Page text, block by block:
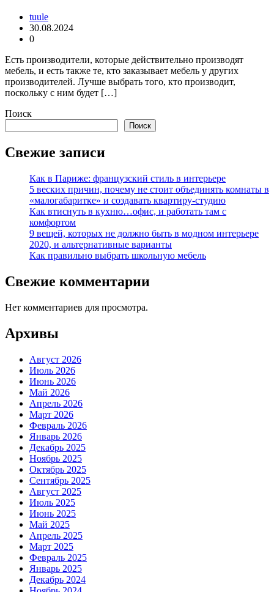
tuule
30.08.2024
0
Есть производители, которые действительно производят
мебель, и есть также те, кто заказывает мебель у других
производителей. Лучше выбрать того, кто производит,
поскольку с ним будет […]
Поиск
Поиск
Свежие записи
Как в Париже: французский стиль в интерьере
5 веских причин, почему не стоит объединять комнаты в
«малогабаритке» и создавать квартиру-студию
Как втиснуть в кухню…офис, и работать там с
комфортом
9 вещей, которых не должно быть в модном интерьере
2020, и альтернативные варианты
Как правильно выбрать школьную мебель
Свежие комментарии
Нет комментариев для просмотра.
Архивы
Август 2026
Июль 2026
Июнь 2026
Май 2026
Апрель 2026
Март 2026
Февраль 2026
Январь 2026
Декабрь 2025
Ноябрь 2025
Октябрь 2025
Сентябрь 2025
Август 2025
Июль 2025
Июнь 2025
Май 2025
Апрель 2025
Март 2025
Февраль 2025
Январь 2025
Декабрь 2024